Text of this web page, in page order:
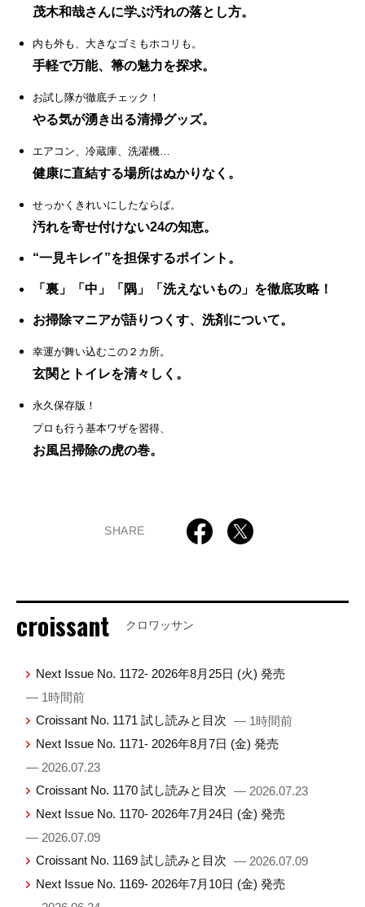
茂木和哉さんに学ぶ汚れの落とし方。
内も外も、大きなゴミもホコリも。
手軽で万能、箒の魅力を探求。
お試し隊が徹底チェック！
やる気が湧き出る清掃グッズ。
エアコン、冷蔵庫、洗濯機…
健康に直結する場所はぬかりなく。
せっかくきれいにしたならば。
汚れを寄せ付けない24の知恵。
“一見キレイ”を担保するポイント。
「裏」「中」「隅」「洗えないもの」を徹底攻略！
お掃除マニアが語りつくす、洗剤について。
幸運が舞い込むこの２カ所。
玄関とトイレを清々しく。
永久保存版！
プロも行う基本ワザを習得、
お風呂掃除の虎の巻。
SHARE
croissant クロワッサン
Next Issue No. 1172- 2026年8月25日 (火) 発売
— 1時間前
Croissant No. 1171 試し読みと目次 — 1時間前
Next Issue No. 1171- 2026年8月7日 (金) 発売
— 2026.07.23
Croissant No. 1170 試し読みと目次 — 2026.07.23
Next Issue No. 1170- 2026年7月24日 (金) 発売
— 2026.07.09
Croissant No. 1169 試し読みと目次 — 2026.07.09
Next Issue No. 1169- 2026年7月10日 (金) 発売